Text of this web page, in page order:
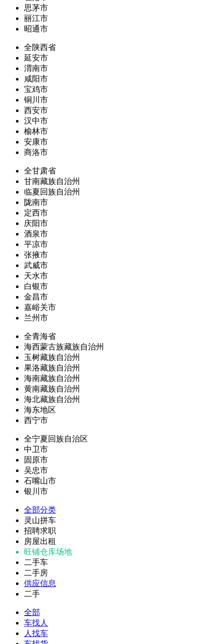
思茅市
丽江市
昭通市
全陕西省
延安市
渭南市
咸阳市
宝鸡市
铜川市
西安市
汉中市
榆林市
安康市
商洛市
全甘肃省
甘南藏族自治州
临夏回族自治州
陇南市
定西市
庆阳市
酒泉市
平凉市
张掖市
武威市
天水市
白银市
金昌市
嘉峪关市
兰州市
全青海省
海西蒙古族藏族自治州
玉树藏族自治州
果洛藏族自治州
海南藏族自治州
黄南藏族自治州
海北藏族自治州
海东地区
西宁市
全宁夏回族自治区
中卫市
固原市
吴忠市
石嘴山市
银川市
全部分类
灵山拼车
招聘求职
房屋出租
旺铺仓库场地
二手车
二手房
供应信息
二手
全部
车找人
人找车